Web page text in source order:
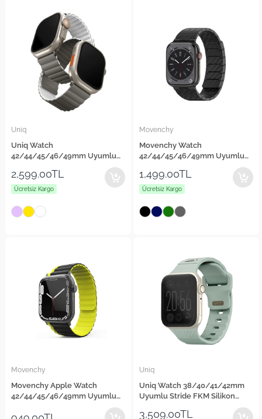
Uniq
Uniq Watch
42/44/45/46/49mm Uyumlu
Kordon
2,599.00TL
Ücretsiz Kargo
Movenchy
Movenchy Watch
42/44/45/46/49mm Uyumlu
1,499.00TL
Ücretsiz Kargo
Movenchy
Movenchy Apple Watch
42/44/45/46/49mm Uyumlu
MO-WB1 Çift Renk Mıknatıslı
Silikon Kordon
Uniq
Uniq Watch 38/40/41/42mm
Uyumlu Stride FKM Silikon
3,509.00TL